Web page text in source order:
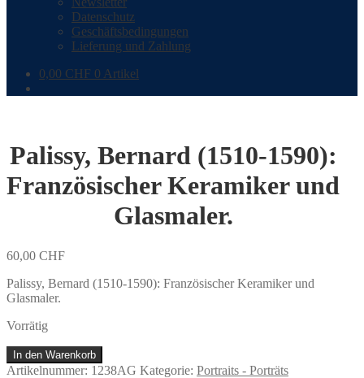
Datenschutz
Geschäftsbedingungen
Lieferung und Zahlung
0,00 CHF 0 Artikel
Palissy, Bernard (1510-1590):
Französischer Keramiker und
Glasmaler.
60,00 CHF
Palissy, Bernard (1510-1590): Französischer Keramiker und
Glasmaler.
Vorrätig
Palissy,
Bernard
In den Warenkorb
Artikelnummer: 1238AG Kategorie: Portraits - Porträts